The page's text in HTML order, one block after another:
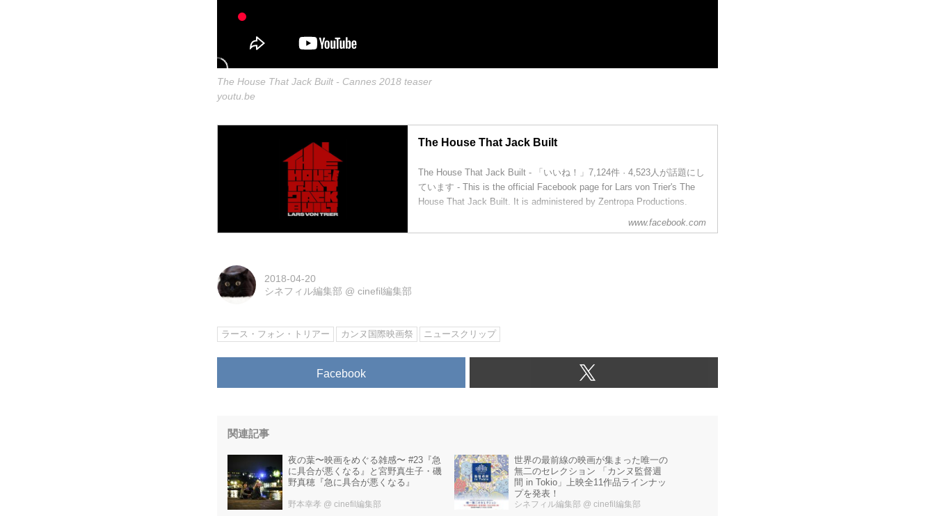
The House That Jack Built - Cannes 2018 teaser
youtu.be
The House That Jack Built
The House That Jack Built - 「いいね！」7,124件 · 4,523人が話題にし
ています - This is the official Facebook page for Lars von Trier's The
House That Jack Built. It is administered by Zentropa Productions.
www.facebook.com
2018-04-20
シネフィル編集部 @cinefil編集部
ラース・フォン・トリアー カンヌ国際映画祭 ニュースクリップ
Facebook
関連記事
夜の葉〜映画をめぐる雑感〜 #23『急
に具合が悪くなる』と宮野真生子・磯
野真穂『急に具合が悪くなる』
野本幸孝 @ cinefil編集部
世界の最前線の映画が集まった唯一の
無二のセレクション 「カンヌ監督週
間 in Tokio」上映全11作品ラインナッ
プを発表！
シネフィル編集部 @ cinefil編集部